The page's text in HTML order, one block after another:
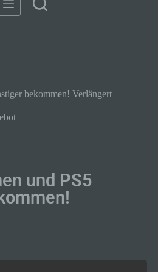
bekommen! Verlängert
und PS5